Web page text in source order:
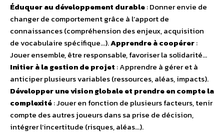
Éduquer au développement durable: Donner envie de
changer de comportement grâce à l’apport de
connaissances (compréhension des enjeux, acquisition
de vocabulaire spécifique…).Apprendre à coopérer:
Jouer ensemble, être responsable, favoriser la solidarité…
Initier à la gestion de projet : Apprendre à gérer et à
anticiper plusieurs variables (ressources, aléas, impacts).
Développer une vision globale et prendre en compte la
complexité: Jouer en fonction de plusieurs facteurs, tenir
compte des autres joueurs dans sa prise de décision,
intégrer l’incertitude (risques, aléas…).